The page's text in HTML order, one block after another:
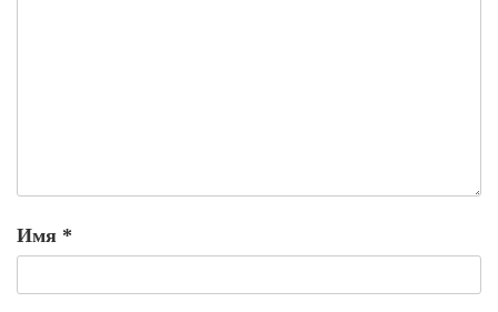
Имя *